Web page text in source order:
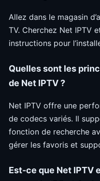
Allez dans le magasin
TV. Cherchez Net IPTV
instructions pour
Quelles sont les
de Net IPTV ?
Net IPTV offre une
de codecs variés. Il
fonction de recherche
gérer les favoris et
Est-ce que Net IPTV